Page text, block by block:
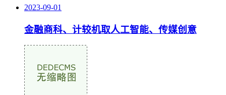
2023-09-01
金融商科、计较机取人工智能、传媒创意